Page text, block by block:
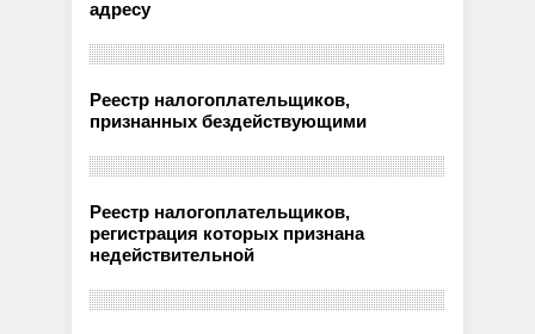
адресу
Реестр налогоплательщиков,
признанных бездействующими
Реестр налогоплательщиков,
регистрация которых признана
недействительной